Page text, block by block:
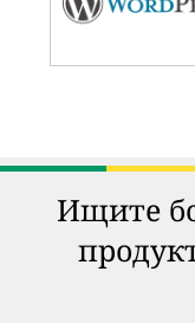
Ищите